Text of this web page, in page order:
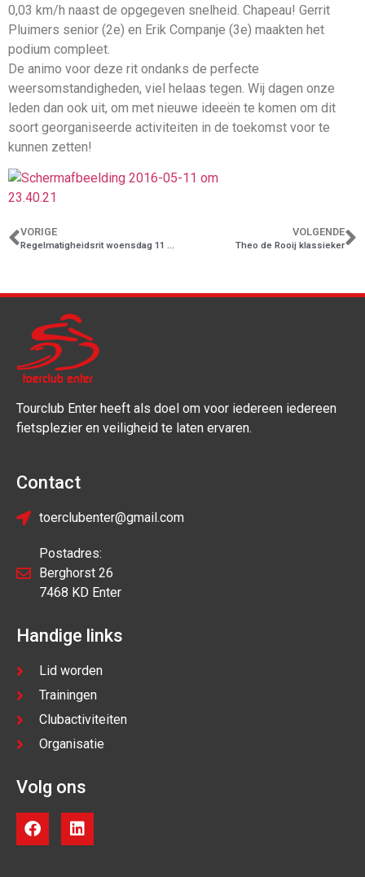
0,03 km/h naast de opgegeven snelheid. Chapeau! Gerrit
Pluimers senior (2e) en Erik Companje (3e) maakten het
podium compleet.
De animo voor deze rit ondanks de perfecte
weersomstandigheden, viel helaas tegen. Wij dagen onze
leden dan ook uit, om met nieuwe ideeën te komen om dit
soort georganiseerde activiteiten in de toekomst voor te
kunnen zetten!
VORIGE
Regelmatigheidsrit woensdag 11 mei
VOLGENDE
Theo de Rooij klassieker
Tourclub Enter heeft als doel om voor iedereen iedereen
fietsplezier en veiligheid te laten ervaren.
Contact
toerclubenter@gmail.com
Postadres:
Berghorst 26
7468 KD Enter
Handige links
Lid worden
Trainingen
Clubactiviteiten
Organisatie
Volg ons